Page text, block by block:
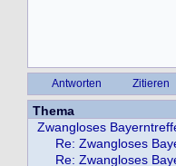
Antworten Zitieren
Thema
Zwangloses
Re: Zwangloses
Re: Zwangloses